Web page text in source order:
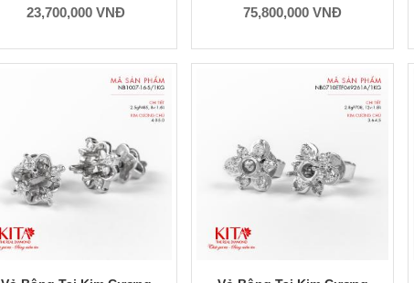
23,700,000 VNĐ 75,800,000 VNĐ